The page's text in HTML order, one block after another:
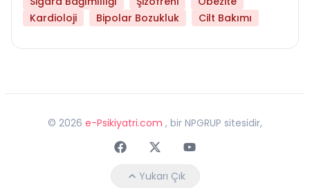
Kardioloji
Bipolar Bozukluk Cilt Bakımı
© 2026 e-Psikiyatri.com , bir NPGRUP sitesidir,
FaceebokTwitterYoutube
Yukarı Çık